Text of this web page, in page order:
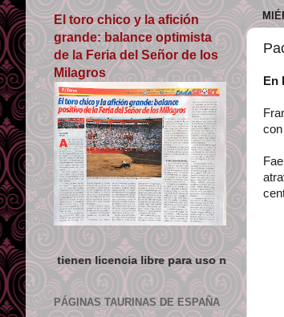
En
El toro chico y la afición
grande: balance optimista
de la Feria del Señor de los
Milagros
libre para uso no comercial siempre que se
PÁGINAS TAURINAS DE ESPAÑA